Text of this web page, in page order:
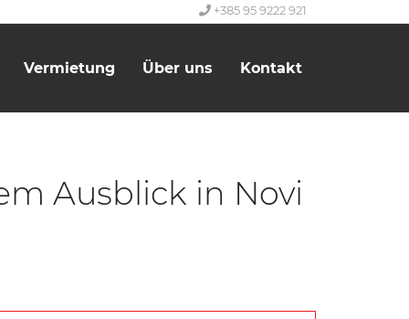
+385 95 9222 921
Vermietung Über uns Kontakt
Ausblick in Novi